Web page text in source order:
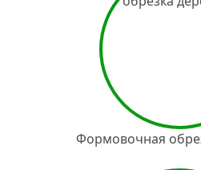
Формовочная